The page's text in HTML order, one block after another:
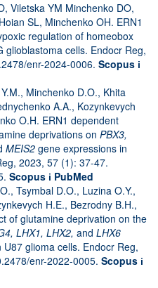
Viletska YM Minchenko DO,
SL, Minchenko OH. ERN1
regulation of homeobox
glioblastoma cells. Endocr Reg,
enr-2024-0006. Scopus і
Minchenko D.O., Khita
A.A., Kozynkevych
O.H. ERN1 dependent
deprivations on PBX3,
MEIS2 gene expressions in
2023, 57 (1): 37-47.
Scopus і PubMed
Tsymbal D.O., Luzina O.Y.,
H.E., Bezrodny B.H.,
of glutamine deprivation on the
4, LHX1, LHX2, and LHX6
glioma cells. Endocr Reg,
enr-2022-0005. Scopus і